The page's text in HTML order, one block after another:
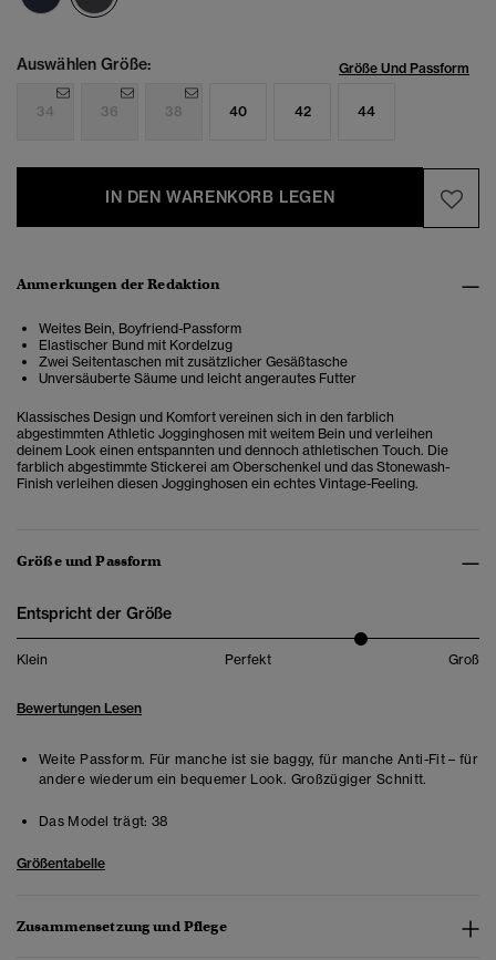
Auswählen Größe: Größe Und Passform
34 36 38 40 42 44
IN DEN WARENKORB LEGEN
Anmerkungen der Redaktion
Weites Bein, Boyfriend-Passform
Elastischer Bund mit Kordelzug
Zwei Seitentaschen mit zusätzlicher Gesäßtasche
Unversäuberte Säume und leicht angerautes Futter
Klassisches Design und Komfort vereinen sich in den farblich
abgestimmten Athletic Jogginghosen mit weitem Bein und verleihen
deinem Look einen entspannten und dennoch athletischen Touch. Die
farblich abgestimmte Stickerei am Oberschenkel und das Stonewash-
Finish verleihen diesen Jogginghosen ein echtes Vintage-Feeling.
Größe und Passform
Entspricht der Größe
Klein Perfekt Groß
Bewertungen Lesen
Weite Passform. Für manche ist sie baggy, für manche Anti-Fit – für
andere wiederum ein bequemer Look. Großzügiger Schnitt.
Das Model trägt: 38
Größentabelle
Zusammensetzung und Pflege